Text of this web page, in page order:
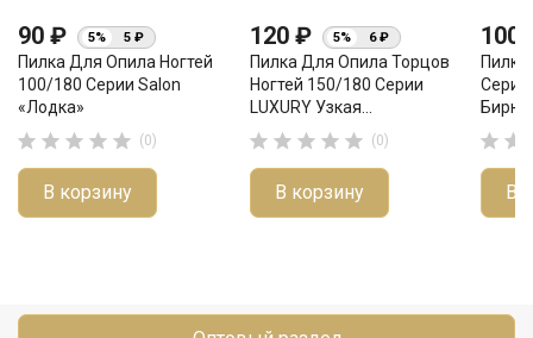
90 ₽ 5% 5 ₽
Пилка Для Опила Ногтей
100/180 Серии Salon
«лодка»
     (0)
В корзину
120 ₽ 5% 6 ₽
Пилка Для Опила Торцов
Ногтей 150/180 Серии
LUXURY Узкая...
     (0)
В корзину
100
Серии
 
В